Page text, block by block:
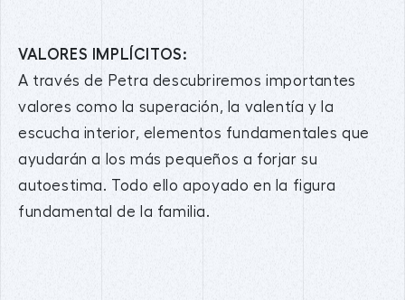
VALORES IMPLÍCITOS:
A través de Petra descubriremos importantes
valores como la superación, la valentía y la
escucha interior, elementos fundamentales que
ayudarán a los más pequeños a forjar su
autoestima. Todo ello apoyado en la figura
fundamental de la familia.